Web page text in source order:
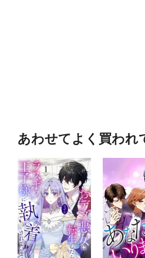
あわせてよく買われ